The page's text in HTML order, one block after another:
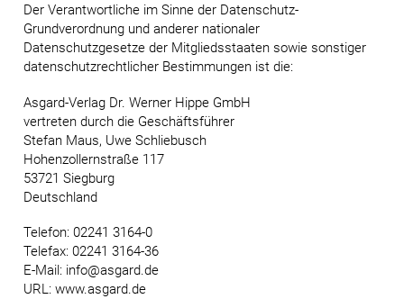
Der Verantwortliche im Sinne der Datenschutz-
Grundverordnung und anderer nationaler
Datenschutzgesetze der Mitgliedsstaaten sowie sonstiger
datenschutzrechtlicher Bestimmungen ist die:
Asgard-Verlag Dr. Werner Hippe GmbH
vertreten durch die Geschäftsführer
Stefan Maus, Uwe Schliebusch
Hohenzollernstraße 117
53721 Siegburg
Deutschland
Telefon: 02241 3164-0
Telefax: 02241 3164-36
E-Mail: info@asgard.de
URL: www.asgard.de